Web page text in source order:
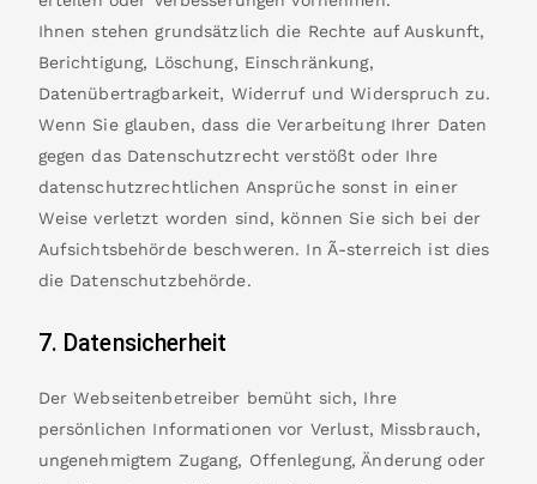
Ihnen stehen grundsätzlich die Rechte auf Auskunft,
Berichtigung, Löschung, Einschränkung,
Datenübertragbarkeit, Widerruf und Widerspruch zu.
Wenn Sie glauben, dass die Verarbeitung Ihrer Daten
gegen das Datenschutzrecht verstößt oder Ihre
datenschutzrechtlichen Ansprüche sonst in einer
Weise verletzt worden sind, können Sie sich bei der
Aufsichtsbehörde beschweren. In Ã-sterreich ist dies
die Datenschutzbehörde.
7. Datensicherheit
Der Webseitenbetreiber bemüht sich, Ihre
persönlichen Informationen vor Verlust, Missbrauch,
ungenehmigtem Zugang, Offenlegung, Änderung oder